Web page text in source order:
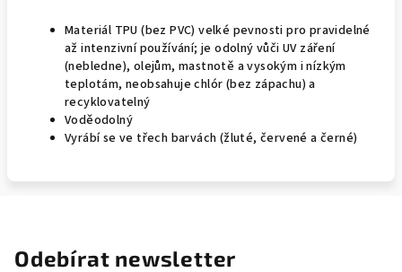
Materiál TPU (bez PVC) velké pevnosti pro pravidelné
až intenzivní používání; je odolný vůči UV záření
(nebledne), olejům, mastnotě a vysokým i nízkým
teplotám, neobsahuje chlór (bez zápachu) a
recyklovatelný
Voděodolný
Vyrábí se ve třech barvách (žluté, červené a černé)
Odebírat newsletter